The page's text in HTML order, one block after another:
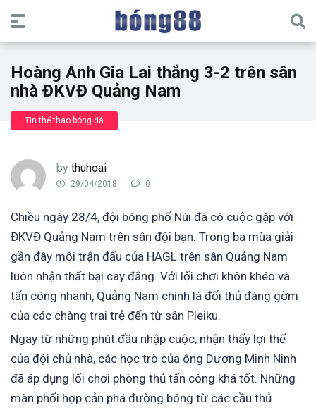
Hoàng Anh Gia Lai thắng 3-2 trên sân
nhà ĐKVĐ Quảng Nam
Tin thể thao bóng đá
by thuhoai
29/04/2018 0
Chiều ngày 28/4, đội bóng phố Núi đã có cuộc gặp với
ĐKVĐ Quảng Nam trên sân đội bạn. Trong ba mùa giải
gần đây mỗi trận đấu của HAGL trên sân Quảng Nam
luôn nhận thất bại cay đắng. Với lối chơi khôn khéo và
tấn công nhanh, Quảng Nam chính là đối thủ đáng gờm
của các chàng trai trẻ đến từ sân Pleiku.
Ngay từ những phút đầu nhập cuộc, nhận thấy lợi thế
của đội chủ nhà, các học trò của ông Dương Minh Ninh
đã áp dụng lối chơi phòng thủ tấn công khá tốt. Những
màn phối hợp cản phá đường bóng từ các cầu thủ